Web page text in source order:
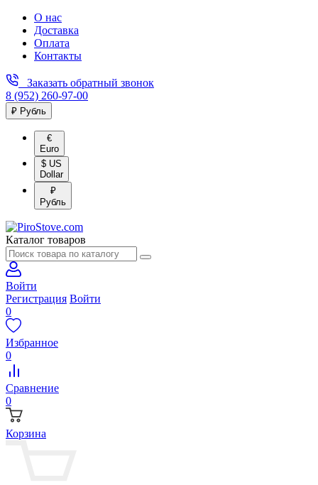
О нас
Доставка
Оплата
Контакты
Заказать обратный звонок
8 (952) 260-97-00
₽ Рубль
€
Euro
$ US
Dollar
₽
Рубль
Каталог товаров
Войти
Регистрация Войти
0
Избранное
0
Сравнение
0
Корзина